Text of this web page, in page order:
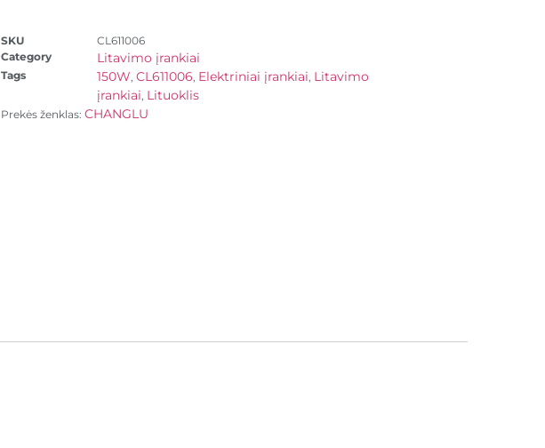
SKU
CL611006
Category
Litavimo įrankiai
Tags 150W, CL611006, Elektriniai įrankiai, Litavimo
įrankiai, Lituoklis
Prekės ženklas: CHANGLU